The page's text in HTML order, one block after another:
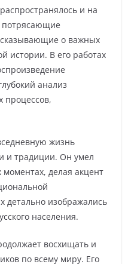
и на
потрясающие
о важных
истории. В его работах
анализ
процессов,
жизнь
и традиции. Он умел
моментах, делая акцент
детально изображались
населения.
восхищать и
по всему миру. Его